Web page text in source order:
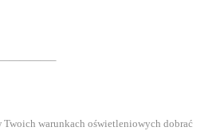
Twoich warunkach oświetleniowych dobrać